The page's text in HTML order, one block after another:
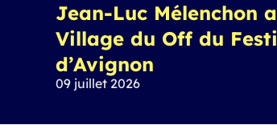
Jean-Luc Mélenchon
Village du Off du
d’Avignon
09 juillet 2026